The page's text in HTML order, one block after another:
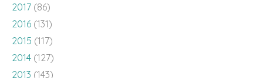
2017 (86)
2016 (131)
2015 (117)
2014 (127)
2013 (143)